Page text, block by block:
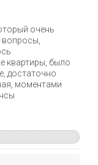
очень
квартиры, было
достаточно
моментами